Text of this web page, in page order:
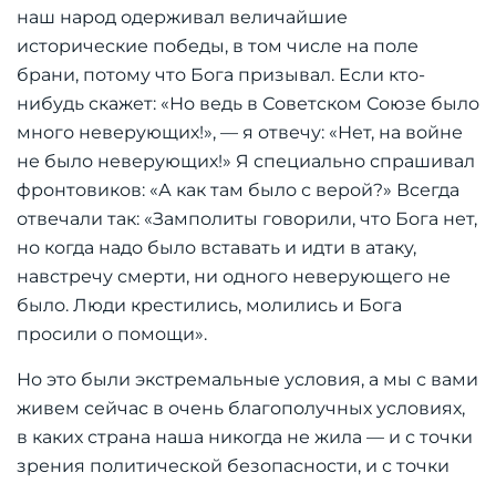
наш народ одерживал величайшие
исторические победы, в том числе на поле
брани, потому что Бога призывал. Если кто-
нибудь скажет: «Но ведь в Советском Союзе было
много неверующих!», — я отвечу: «Нет, на войне
не было неверующих!» Я специально спрашивал
фронтовиков: «А как там было с верой?» Всегда
отвечали так: «Замполиты говорили, что Бога нет,
но когда надо было вставать и идти в атаку,
навстречу смерти, ни одного неверующего не
было. Люди крестились, молились и Бога
просили о помощи».
Но это были экстремальные условия, а мы с вами
живем сейчас в очень благополучных условиях,
в каких страна наша никогда не жила — и с точки
зрения политической безопасности, и с точки